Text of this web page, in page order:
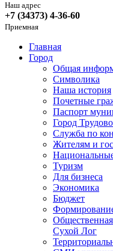
Наш адрес
+7 (34373) 4-36-60
Приемная
Главная
Город
Общая
Символика
Наша история
Почетные
Паспорт
Город
Служба по
Жителям и
Туризм
Для бизнеса
Экономика
Бюджет
Сухой Лог